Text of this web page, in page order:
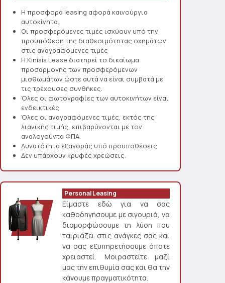
Η προσφορά leasing αφορά καινούργια
αυτοκίνητα.
Οι προσφερόμενες τιμές ισχύουν υπό την
προϋπόθεση της διαθεσιμότητας οχημάτων
στις αναγραφόμενες τιμές
Η Kinisis Lease διατηρεί το δικαίωμα
προσαρμογής των προσφερόμενων
μισθωμάτων ώστε αυτά να είναι συμβατά με
τις τρέχουσες συνθήκες.
Όλες οι φωτογραφίες των αυτοκινήτων είναι
ενδεικτικές.
Όλες οι αναγραφόμενες τιμές, εκτός της
λιανικής τιμής, επιβαρύνονται με τον
αναλογούντα ΦΠΑ.
Δυνατότητα εξαγοράς υπό προϋποθέσεις
Δεν υπάρχουν κρυφές χρεώσεις.
Personal Leasing
Είμαστε εδώ για να σας
καθοδηγήσουμε με σιγουριά, να
διαμορφώσουμε τη λύση που
ταιριάζει στις ανάγκες σας και
να σας εξυπηρετήσουμε όποτε
χρειαστεί. Μοιραστείτε μαζί
μας την επιθυμία σας και θα την
κάνουμε πραγματικότητα.